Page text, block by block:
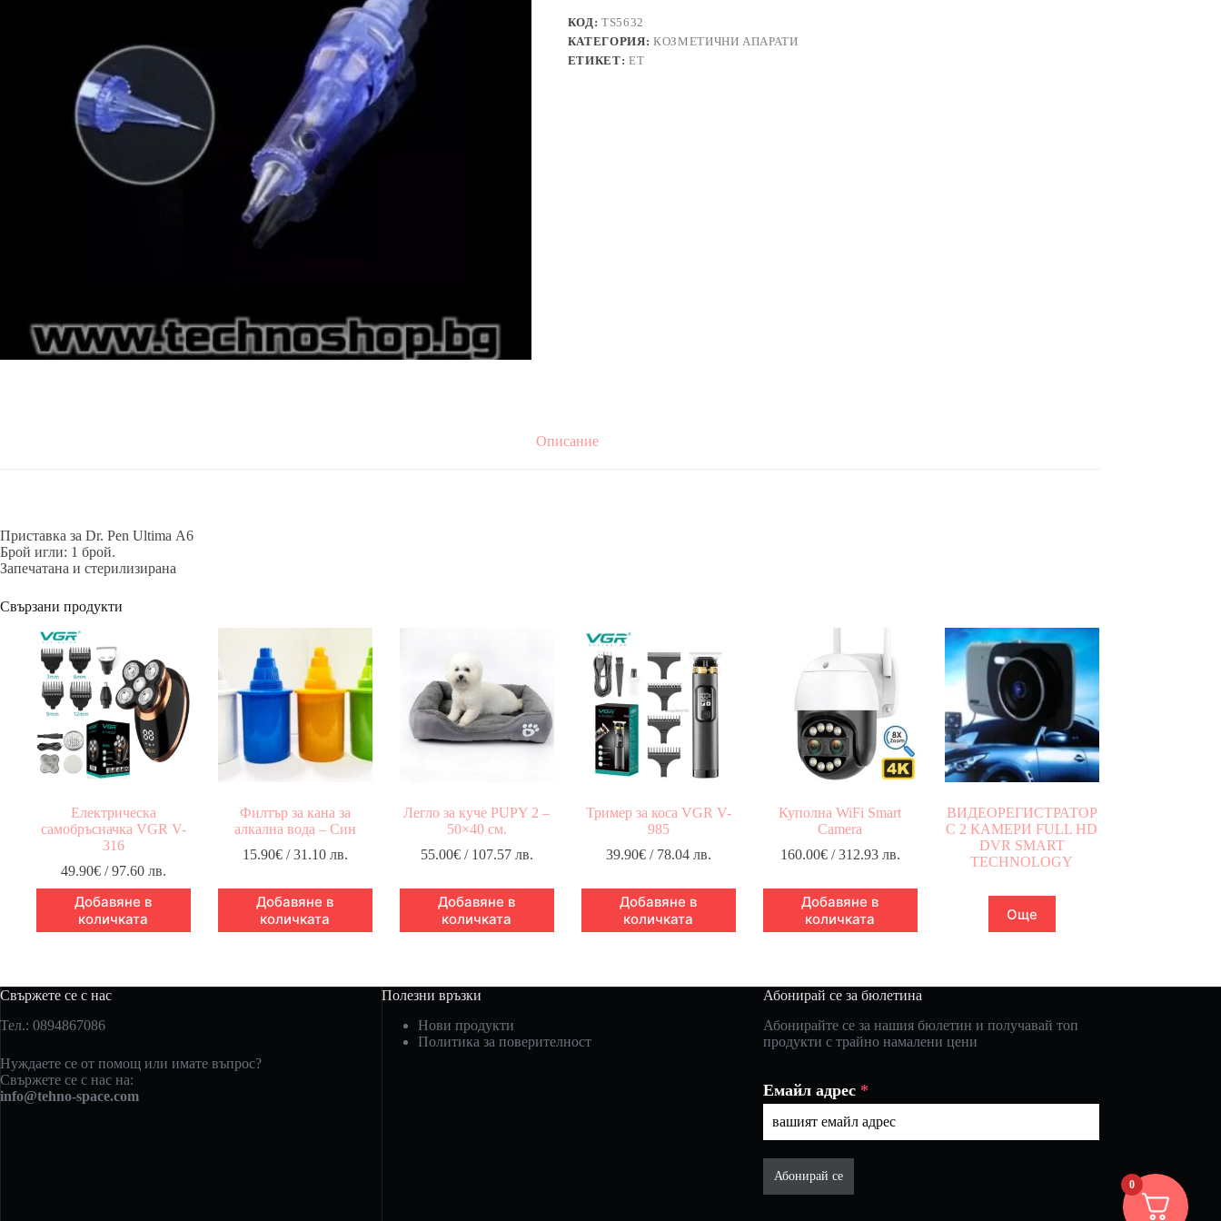
КОД:TS5632
КАТЕГОРИЯ: КОЗМЕТИЧНИ АПАРАТИ
ЕТИКЕТ: ЕТ
Описание
Приставка за Dr. Pen Ultima A6
Брой игли: 1 брой.
Запечатана и стерилизирана
Свързани продукти
Електрическа
самобръсначка VGR V-
316
49.90€/ 97.60 лв.
Добавяне в
количката
Филтър за кана за
алкална вода – Син
15.90€/ 31.10 лв.
Добавяне в
количката
Легло за куче PUPY 2 –
50×40 см.
55.00€/ 107.57 лв.
Добавяне в
количката
Тример за коса VGR V-
985
39.90€/ 78.04 лв.
Добавяне в
количката
Куполна WiFi Smart
Camera
160.00€/ 312.93 лв.
Добавяне в
количката
ВИДЕОРЕГИСТРАТОР
С 2 КАМЕРИ FULL HD
DVR SMART
TECHNOLOGY
Още
Свържете се с нас
Тел.: 0894867086
Нуждаете се от помощ или имате въпрос?
Свържете се с нас на:
info@tehno-space.com
Полезни връзки
Нови продукти
Политика за поверителност
Абонирай се за бюлетина
Абонирайте се за нашия бюлетин и получавай топ
продукти с трайно намалени цени
Емайл адрес *
Абонирай се
0